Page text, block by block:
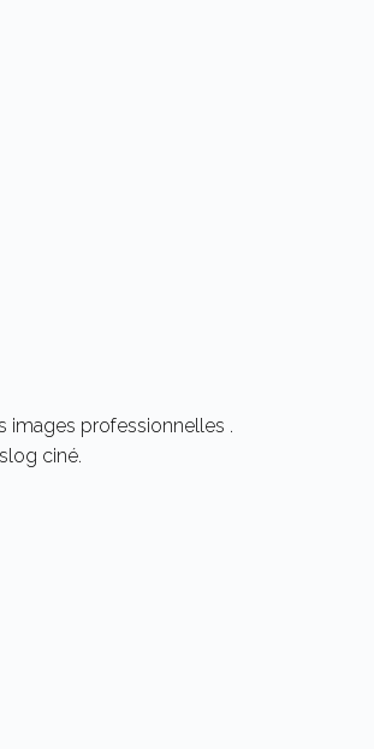
images professionnelles .
ciné.